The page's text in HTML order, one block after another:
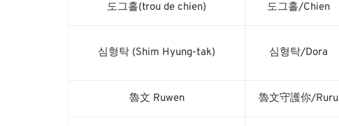
도그홀(trou de chien) 도그홀/Chien
심형탁 (Shim Hyung-tak) 심형탁/Dora
魯文 Ruwen 魯文守護你/Ruru